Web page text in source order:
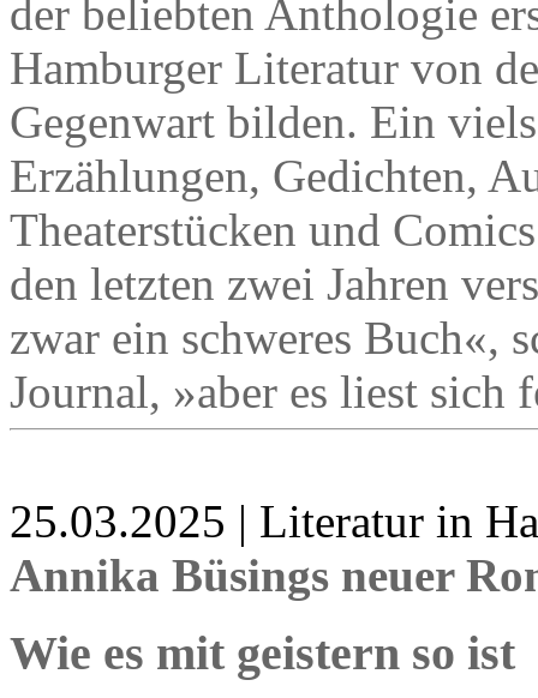
der beliebten Anthologie
Hamburger Literatur von
Gegenwart bilden. Ein
Erzählungen, Gedichten,
Theaterstücken und
den letzten zwei Jahren
zwar ein schweres Buch«,
Journal, »aber es liest sich
25.03.2025 | Literatur in
Annika Büsings neuer
Wie es mit geistern so ist